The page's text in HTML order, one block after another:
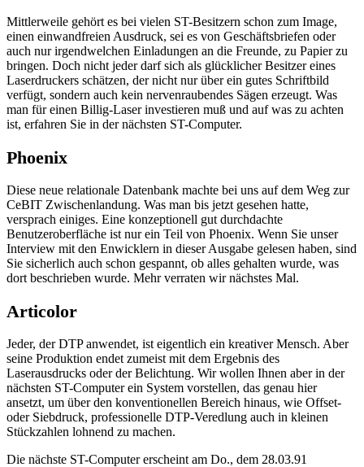
Mittlerweile gehört es bei vielen ST-Besitzern schon zum Image,
einen einwandfreien Ausdruck, sei es von Geschäftsbriefen oder
auch nur irgendwelchen Einladungen an die Freunde, zu Papier zu
bringen. Doch nicht jeder darf sich als glücklicher Besitzer eines
Laserdruckers schätzen, der nicht nur über ein gutes Schriftbild
verfügt, sondern auch kein nervenraubendes Sägen erzeugt. Was
man für einen Billig-Laser investieren muß und auf was zu achten
ist, erfahren Sie in der nächsten ST-Computer.
Phoenix
Diese neue relationale Datenbank machte bei uns auf dem Weg zur
CeBIT Zwischenlandung. Was man bis jetzt gesehen hatte,
versprach einiges. Eine konzeptionell gut durchdachte
Benutzeroberfläche ist nur ein Teil von Phoenix. Wenn Sie unser
Interview mit den Enwicklern in dieser Ausgabe gelesen haben, sind
Sie sicherlich auch schon gespannt, ob alles gehalten wurde, was
dort beschrieben wurde. Mehr verraten wir nächstes Mal.
Articolor
Jeder, der DTP anwendet, ist eigentlich ein kreativer Mensch. Aber
seine Produktion endet zumeist mit dem Ergebnis des
Laserausdrucks oder der Belichtung. Wir wollen Ihnen aber in der
nächsten ST-Computer ein System vorstellen, das genau hier
ansetzt, um über den konventionellen Bereich hinaus, wie Offset-
oder Siebdruck, professionelle DTP-Veredlung auch in kleinen
Stückzahlen lohnend zu machen.
Die nächste ST-Computer erscheint am Do., dem 28.03.91